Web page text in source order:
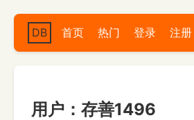
DB 首页 热门 登录 注册
用户：存善1496